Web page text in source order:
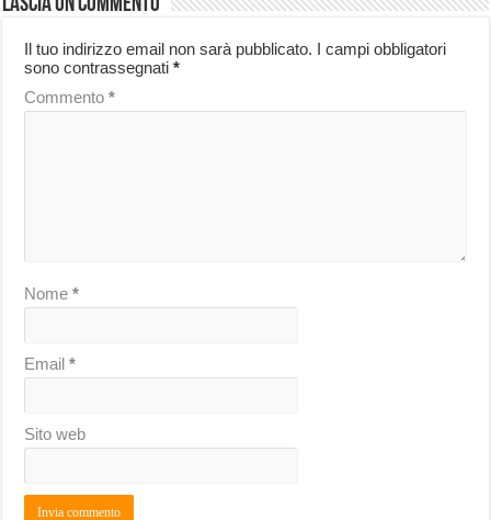
Lascia un commento
Il tuo indirizzo email non sarà pubblicato. I campi obbligatori
sono contrassegnati*
Commento*
Nome*
Email*
Sito web